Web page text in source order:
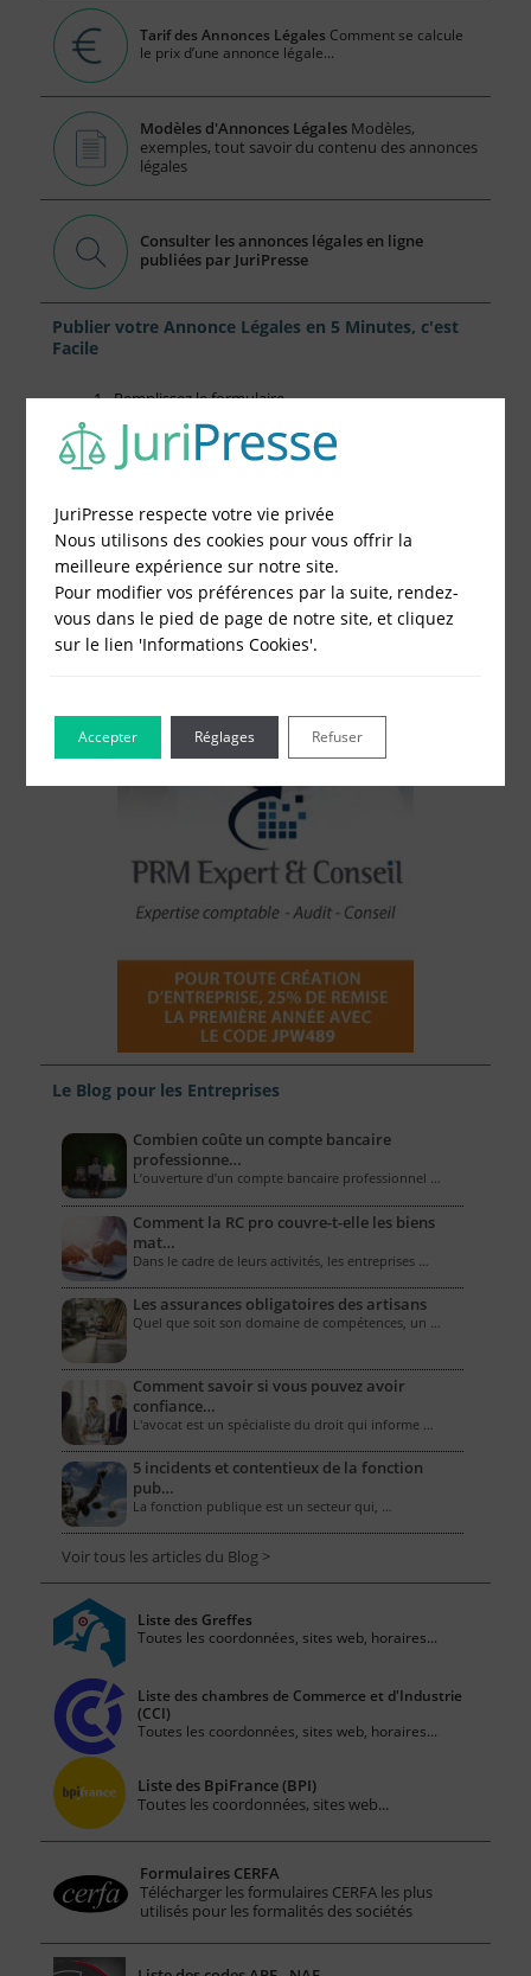
Tarif des Annonces Légales Comment se calcule
le prix d’une annonce légale...
Modèles d'Annonces Légales Modèles,
exemples, tout savoir du contenu des annonces
légales
Consulter les annonces légales en ligne
publiées par JuriPresse
Publier votre Annonce Légales en 5 Minutes, c'est
Facile
1 - Remplissez le formulaire
2 - Obtenez immédiatement le prix
3 - Réglez et recevez par mail votre attestation
Choisissez votre formulaire :
Constitution de société
Modification de société
Fonds de Commerce
Cessation d'activité
Le Blog pour les Entreprises
Combien coûte un compte bancaire
professionne…
L’ouverture d’un compte bancaire professionnel …
Comment la RC pro couvre-t-elle les biens
mat…
Dans le cadre de leurs activités, les entreprises …
Les assurances obligatoires des artisans
Quel que soit son domaine de compétences, un …
Comment savoir si vous pouvez avoir
confiance…
L'avocat est un spécialiste du droit qui informe …
5 incidents et contentieux de la fonction
pub…
La fonction publique est un secteur qui, …
Voir tous les articles du Blog >
Liste des Greffes
Toutes les coordonnées, sites web, horaires...
Liste des chambres de Commerce et d'Industrie
(CCI)
Toutes les coordonnées, sites web, horaires...
Liste des BpiFrance (BPI)
Toutes les coordonnées, sites web...
Formulaires CERFA
Télécharger les formulaires CERFA les plus
utilisés pour les formalités des sociétés
JuriPresse respecte votre vie privée
Nous utilisons des cookies pour vous offrir la
meilleure expérience sur notre site.
Pour modifier vos préférences par la suite, rendez-
vous dans le pied de page de notre site, et cliquez
sur le lien 'Informations Cookies'.
Accepter Refuser
Réglages